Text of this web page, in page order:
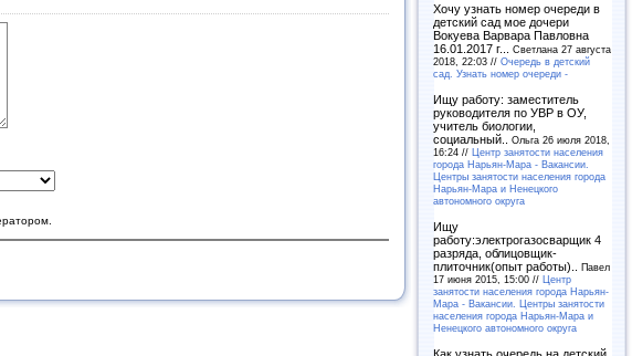
Хочу узнать номер очереди в
детский сад мое дочери
Вокуева Варвара Павловна
16.01.2017 г... Светлана 27 августа
2018, 22:03 // Очередь в детский
сад. Узнать номер очереди -
Ищу работу: заместитель
руководителя по УВР в ОУ,
учитель биологии,
социальный.. Ольга 26 июля 2018,
16:24 // Центр занятости населения
города Нарьян-Мара - Вакансии.
Центры занятости населения города
Нарьян-Мара и Ненецкого
автономного округа
Ищу
работу:электрогазосварщик 4
разряда, облицовщик-
плиточник(опыт работы).. Павел
17 июня 2015, 15:00 // Центр
занятости населения города Нарьян-
Мара - Вакансии. Центры занятости
населения города Нарьян-Мара и
Ненецкого автономного округа